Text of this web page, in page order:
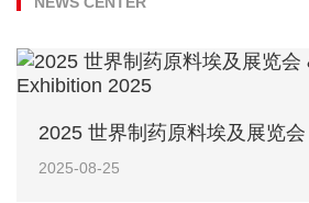
2025 世界制药原料埃及展览会
2025-08-25